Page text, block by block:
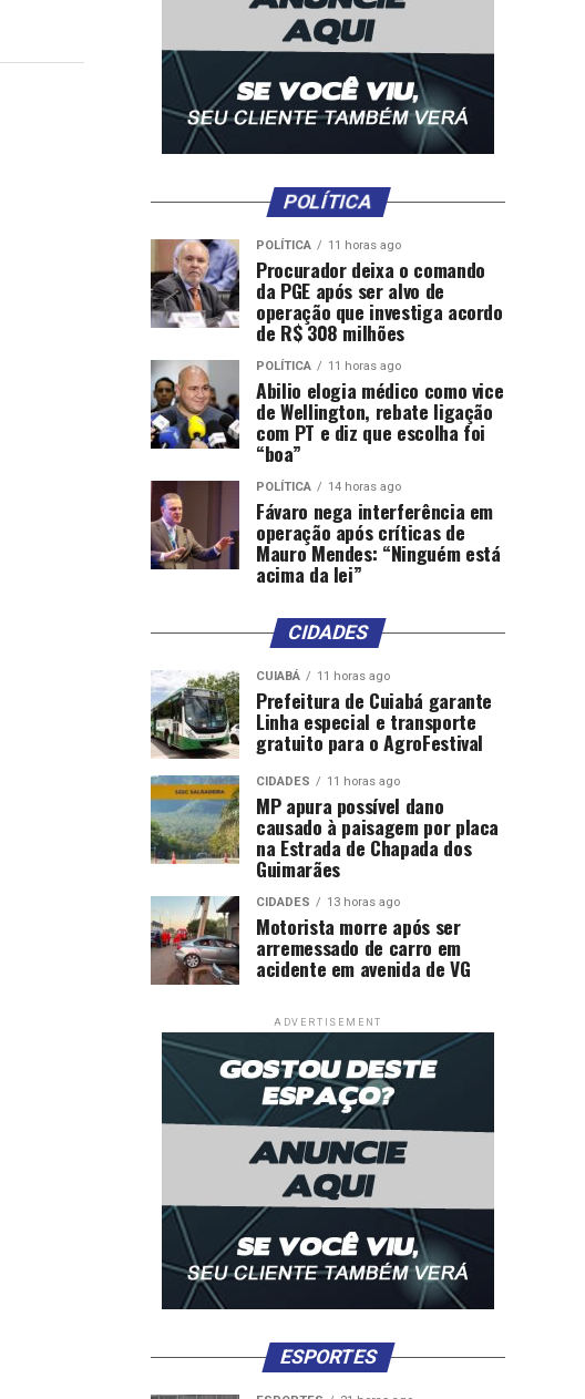
POLÍTICA
POLÍTICA 11 horas ago
Procurador deixa o comando
da PGE após ser alvo de
operação que investiga acordo
de R$ 308 milhões
POLÍTICA 11 horas ago
Abilio elogia médico como vice
de Wellington, rebate ligação
com PT e diz que escolha foi
“boa”
POLÍTICA 14 horas ago
Fávaro nega interferência em
operação após críticas de
Mauro Mendes: “Ninguém está
acima da lei”
CIDADES
CUIABÁ 11 horas ago
Prefeitura de Cuiabá garante
Linha especial e transporte
gratuito para o AgroFestival
CIDADES 11 horas ago
MP apura possível dano
causado à paisagem por placa
na Estrada de Chapada dos
Guimarães
CIDADES 13 horas ago
Motorista morre após ser
arremessado de carro em
acidente em avenida de VG
ADVERTISEMENT
ESPORTES